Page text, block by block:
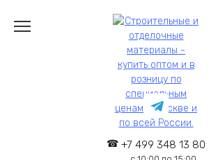
содержанию
+7 499 348 13 80